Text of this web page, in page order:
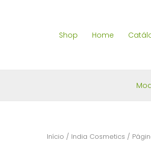
Shop Home
Início / India Cosmetics /